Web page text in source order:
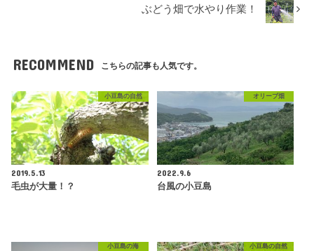
ぶどう畑で水やり作業！
RECOMMEND こちらの記事も人気です。
小豆島の自然
2019.5.13
毛虫が大量！？
オリーブ畑
2022.9.6
台風の小豆島
小豆島の海 小豆島の自然